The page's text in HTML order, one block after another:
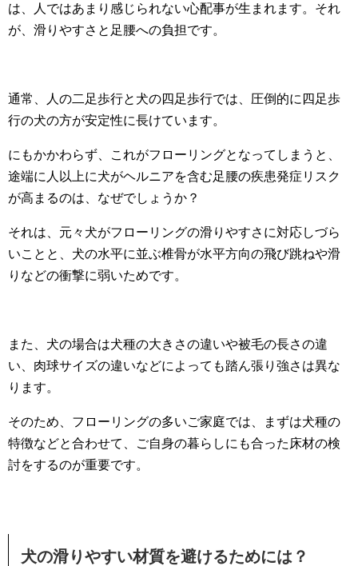
は、人ではあまり感じられない心配事が生まれます。それ
が、滑りやすさと足腰への負担です。
通常、人の二足歩行と犬の四足歩行では、圧倒的に四足歩
行の犬の方が安定性に長けています。
にもかかわらず、これがフローリングとなってしまうと、
途端に人以上に犬がヘルニアを含む足腰の疾患発症リスク
が高まるのは、なぜでしょうか？
それは、元々犬がフローリングの滑りやすさに対応しづら
いことと、犬の水平に並ぶ椎骨が水平方向の飛び跳ねや滑
りなどの衝撃に弱いためです。
また、犬の場合は犬種の大きさの違いや被毛の長さの違
い、肉球サイズの違いなどによっても踏ん張り強さは異な
ります。
そのため、フローリングの多いご家庭では、まずは犬種の
特徴などと合わせて、ご自身の暮らしにも合った床材の検
討をするのが重要です。
犬の滑りやすい材質を避けるためには？